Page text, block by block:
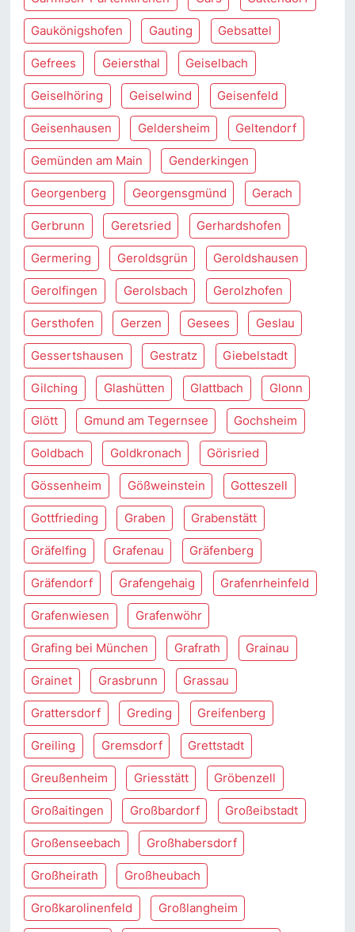
Gaukönigshofen Gauting Gebsattel
Gefrees Geiersthal Geiselbach
Geiselhöring Geiselwind Geisenfeld
Geisenhausen Geldersheim Geltendorf
Gemünden am Main Genderkingen
Georgenberg Georgensgmünd Gerach
Gerbrunn Geretsried Gerhardshofen
Germering Geroldsgrün Geroldshausen
Gerolfingen Gerolsbach Gerolzhofen
Gersthofen Gerzen Gesees Geslau
Gessertshausen Gestratz Giebelstadt
Gilching Glashütten Glattbach Glonn
Glött Gmund am Tegernsee Gochsheim
Goldbach Goldkronach Görisried
Gössenheim Gößweinstein Gotteszell
Gottfrieding Graben Grabenstätt
Gräfelfing Grafenau Gräfenberg
Gräfendorf Grafengehaig Grafenrheinfeld
Grafenwiesen Grafenwöhr
Grafing bei München Grafrath Grainau
Grainet Grasbrunn Grassau
Grattersdorf Greding Greifenberg
Greiling Gremsdorf Grettstadt
Greußenheim Griesstätt Gröbenzell
Großaitingen Großbardorf Großeibstadt
Großenseebach Großhabersdorf
Großheirath Großheubach
Großkarolinenfeld Großlangheim